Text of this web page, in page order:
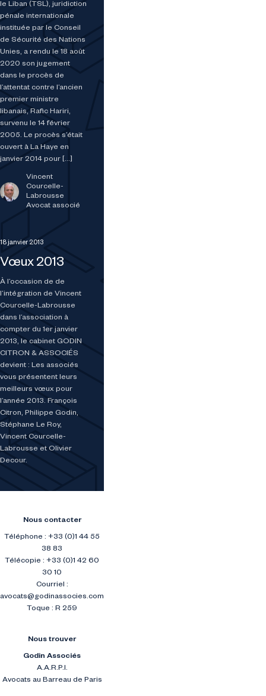
le Liban (TSL), juridiction
pénale internationale
instituée par le Conseil
de Sécurité des Nations
Unies, a rendu le 18 août
2020 son jugement
dans le procès de
l’attentat contre l’ancien
premier ministre
libanais, Rafic Hariri,
survenu le 14 février
2005. Le procès s’était
ouvert à La Haye en
janvier 2014 pour […]
Vincent
Courcelle-
Labrousse
Avocat associé
Vœux 2013
À l’occasion de de
l’intégration de Vincent
Courcelle-Labrousse
dans l’association à
compter du 1er janvier
2013, le cabinet GODIN
CITRON & ASSOCIÉS
devient : Les associés
vous présentent leurs
meilleurs vœux pour
l’année 2013. François
Citron, Philippe Godin,
Stéphane Le Roy,
Vincent Courcelle-
Labrousse et Olivier
Decour.
18 janvier 2013
Nous contacter
Téléphone : +33 (0)1 44 55
38 83
Télécopie : +33 (0)1 42 60
30 10
Courriel :
avocats@godinassocies.com
Toque : R 259
Nous trouver
Godin Associés
A.A.R.P.I.
Avocats au Barreau de Paris